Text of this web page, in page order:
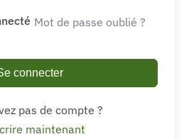
Mot de passe oublié ?
connecter
pas de compte ?
maintenant